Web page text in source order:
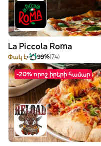
La Piccola Roma
Փակ է 99%(74)
-20% որոշ իրերի համար